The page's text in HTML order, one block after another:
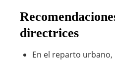
directrices
En el reparto